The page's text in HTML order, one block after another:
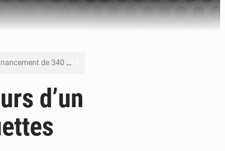
priorités de la Vision Sénégal 2050
des carburants et de l’électricité
appellent à la vigilance
d’un